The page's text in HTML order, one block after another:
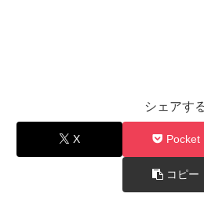
シェアす
X Pocket
コピー